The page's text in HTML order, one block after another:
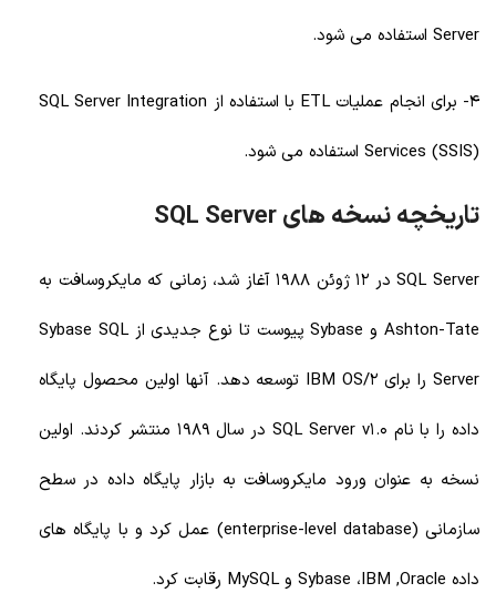
Server استفاده می شود.
4- برای انجام عملیات ETL با استفاده از SQL Server Integration
Services (SSIS) استفاده می شود.
تاریخچه نسخه های SQL Server
SQL Server در 12 ژوئن 1988 آغاز شد، زمانی که مایکروسافت به
Ashton-Tate و Sybase پیوست تا نوع جدیدی از Sybase SQL
Server را برای IBM OS/2 توسعه دهد. آنها اولین محصول پایگاه
داده را با نام SQL Server v1.0 در سال 1989 منتشر کردند. اولین
نسخه به عنوان ورود مایکروسافت به بازار پایگاه داده در سطح
سازمانی (enterprise-level database) عمل کرد و با پایگاه های
داده Sybase ،IBM ,Oracle و MySQL رقابت کرد.